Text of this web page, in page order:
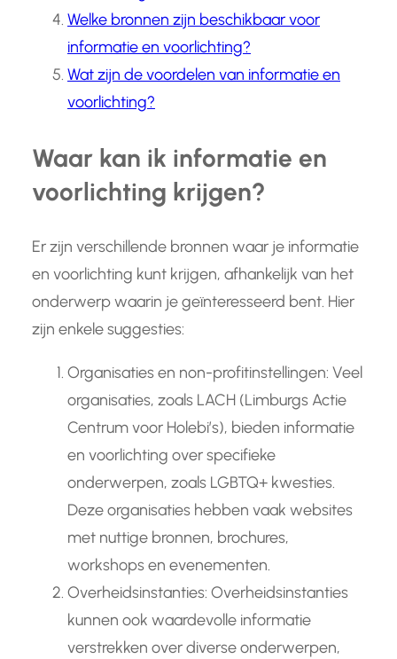
Welke bronnen zijn beschikbaar voor
informatie en voorlichting?
Wat zijn de voordelen van informatie en
voorlichting?
Waar kan ik informatie en
voorlichting krijgen?
Er zijn verschillende bronnen waar je informatie
en voorlichting kunt krijgen, afhankelijk van het
onderwerp waarin je geïnteresseerd bent. Hier
zijn enkele suggesties:
Organisaties en non-profitinstellingen: Veel
organisaties, zoals LACH (Limburgs Actie
Centrum voor Holebi’s), bieden informatie
en voorlichting over specifieke
onderwerpen, zoals LGBTQ+ kwesties.
Deze organisaties hebben vaak websites
met nuttige bronnen, brochures,
workshops en evenementen.
Overheidsinstanties: Overheidsinstanties
kunnen ook waardevolle informatie
verstrekken over diverse onderwerpen,